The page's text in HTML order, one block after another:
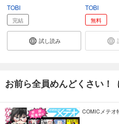
TOBI
完結
試し読み
TOBI
無料
お前ら全員めんどくさい！
COMICメテオ